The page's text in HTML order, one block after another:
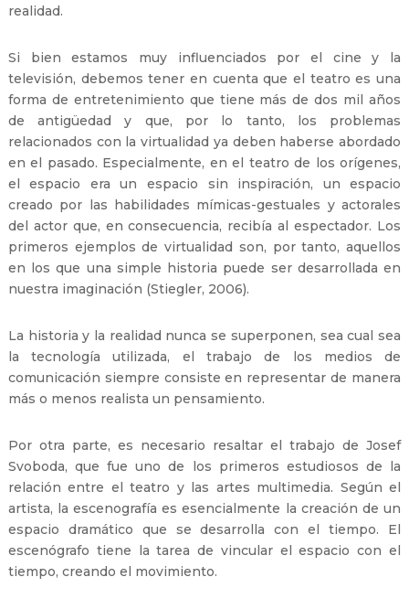
realidad.
Si bien estamos muy influenciados por el cine y la
televisión, debemos tener en cuenta que el teatro es una
forma de entretenimiento que tiene más de dos mil años
de antigüedad y que, por lo tanto, los problemas
relacionados con la virtualidad ya deben haberse abordado
en el pasado. Especialmente, en el teatro de los orígenes,
el espacio era un espacio sin inspiración, un espacio
creado por las habilidades mímicas-gestuales y actorales
del actor que, en consecuencia, recibía al espectador. Los
primeros ejemplos de virtualidad son, por tanto, aquellos
en los que una simple historia puede ser desarrollada en
nuestra imaginación (Stiegler, 2006).
La historia y la realidad nunca se superponen, sea cual sea
la tecnología utilizada, el trabajo de los medios de
comunicación siempre consiste en representar de manera
más o menos realista un pensamiento.
Por otra parte, es necesario resaltar el trabajo de Josef
Svoboda, que fue uno de los primeros estudiosos de la
relación entre el teatro y las artes multimedia. Según el
artista, la escenografía es esencialmente la creación de un
espacio dramático que se desarrolla con el tiempo. El
escenógrafo tiene la tarea de vincular el espacio con el
tiempo, creando el movimiento.